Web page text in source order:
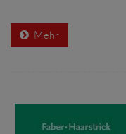
Mehr